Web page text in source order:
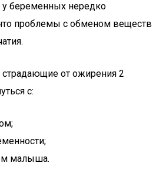
у беременных нередко
что проблемы с обменом веществ
от ожирения 2
с:
малыша.